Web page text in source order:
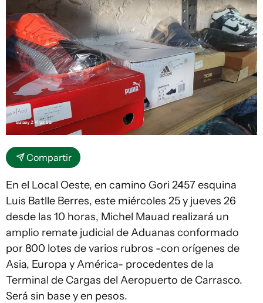
Compartir
En el Local Oeste, en camino Gori 2457 esquina
Luis Batlle Berres, este miércoles 25 y jueves 26
desde las 10 horas, Michel Mauad realizará un
amplio remate judicial de Aduanas conformado
por 800 lotes de varios rubros -con orígenes de
Asia, Europa y América- procedentes de la
Terminal de Cargas del Aeropuerto de Carrasco.
Será sin base y en pesos.